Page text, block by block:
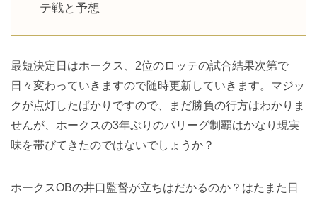
テ戦と予想
最短決定日はホークス、2位のロッテの試合結果次第で
日々変わっていきますので随時更新していきます。マジッ
クが点灯したばかりですので、まだ勝負の行方はわかりま
せんが、ホークスの3年ぶりのパリーグ制覇はかなり現実
味を帯びてきたのではないでしょうか？
ホークスOBの井口監督が立ちはだかるのか？はたまた日